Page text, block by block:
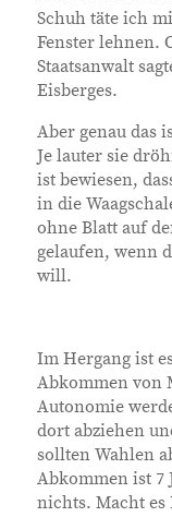
Schuh täte ich
Fenster lehnen.
Staatsanwalt
Eisberges.
Aber genau das
Je lauter sie
ist bewiesen,
in die
ohne Blatt auf
gelaufen, wenn
will.
Im Hergang ist
Abkommen von
Autonomie
dort abziehen
sollten Wahlen
Abkommen ist 7
nichts. Macht es